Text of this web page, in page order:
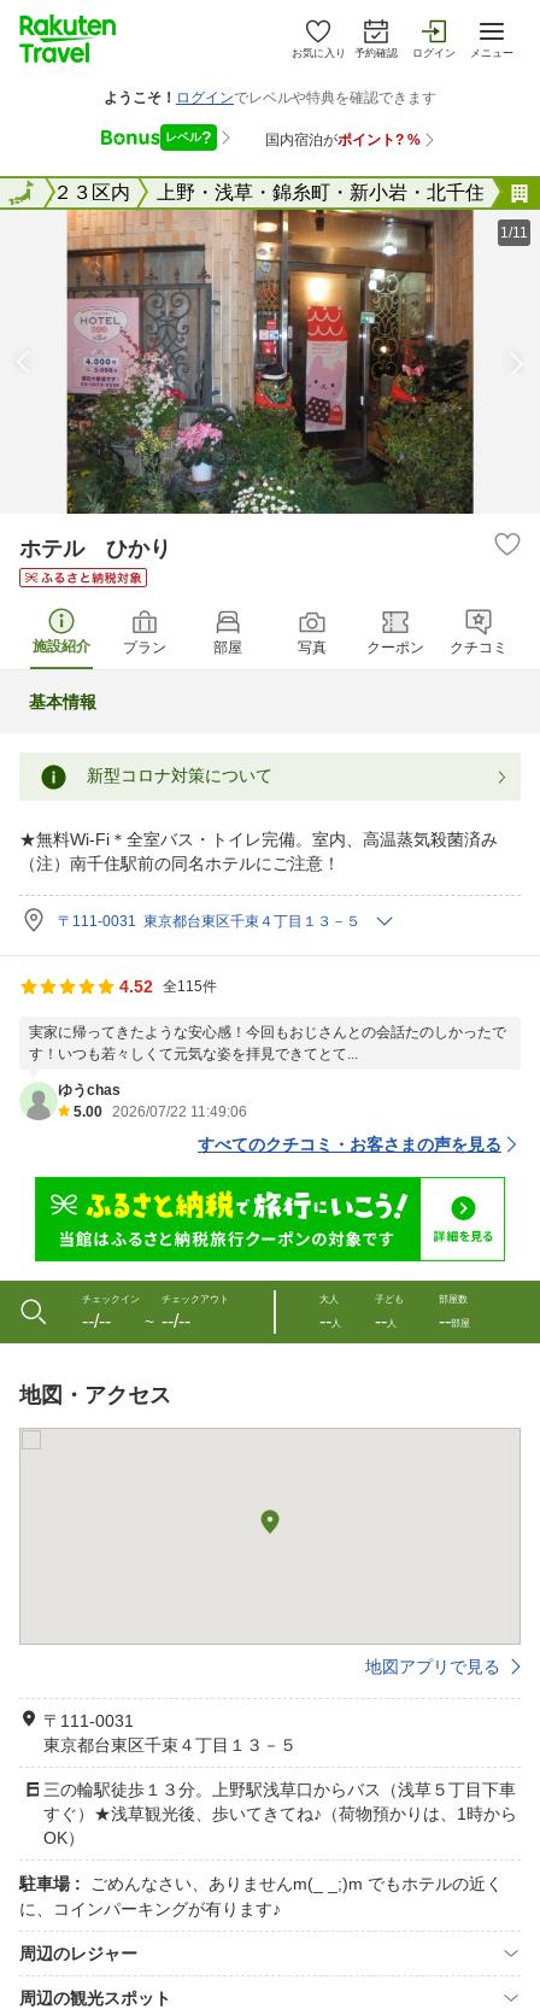
お気に入り 予約確認 ログイン メニュー
東京２３区内 上野・浅草・錦糸町・新小岩・北千住
全国
1/11
ホテル ひかり
施設紹介 プラン 部屋 写真 クーポン クチコミ
基本情報
新型コロナ対策について
★無料Wi-Fi＊全室バス・トイレ完備。室内、高温蒸気殺菌済み
（注）南千住駅前の同名ホテルにご注意！
〒111-0031 東京都台東区千束４丁目１３－５
4.52 全115件
実家に帰ってきたような安心感！今回もおじさんとの会話たのしかったで
す！いつも若々しくて元気な姿を拝見できてとて...
ゆうchas
5.00 2026/07/22 11:49:06
すべてのクチコミ・お客さまの声を見る
チェックイン
--/-- 〜
チェックアウト
--/--
大人
--人
子ども
--人
部屋数
--部屋
地図・アクセス
地図アプリで見る
〒111-0031
東京都台東区千束４丁目１３－５
三の輪駅徒歩１３分。上野駅浅草口からバス（浅草５丁目下車
すぐ）★浅草観光後、歩いてきてね♪（荷物預かりは、1時から
OK）
駐車場 :
ごめんなさい、ありませんm(_ _;)m でもホテルの近く
に、コインパーキングが有ります♪
周辺のレジャー
周辺の観光スポット